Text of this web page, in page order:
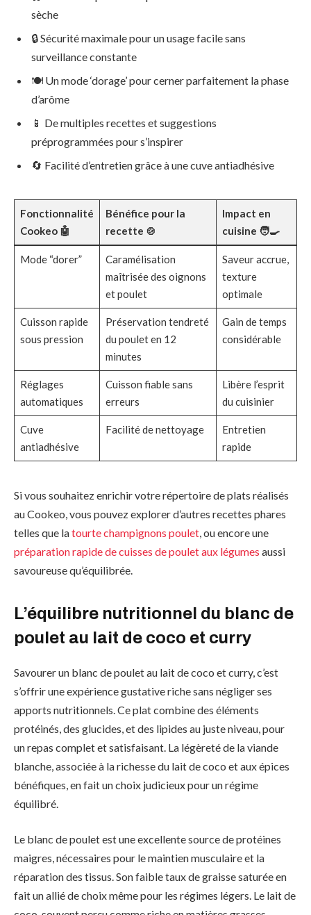
sèche
🔒 Sécurité maximale pour un usage facile sans
surveillance constante
🍽️ Un mode ‘dorage’ pour cerner parfaitement la phase
d’arôme
📱 De multiples recettes et suggestions
préprogrammées pour s’inspirer
🔄 Facilité d’entretien grâce à une cuve antiadhésive
Fonctionnalité
Cookeo 🤖
Bénéfice pour la
recette 🍲
Impact en
cuisine 🧑‍🍳
Mode “dorer”
Caramélisation
maîtrisée des oignons
et poulet
Saveur accrue,
texture
optimale
Cuisson rapide
sous pression
Préservation tendreté
du poulet en 12
minutes
Gain de temps
considérable
Réglages
automatiques
Cuisson fiable sans
erreurs
Libère l’esprit
du cuisinier
Cuve
antiadhésive
Facilité de nettoyage
Entretien
rapide
Si vous souhaitez enrichir votre répertoire de plats réalisés
au Cookeo, vous pouvez explorer d’autres recettes phares
telles que latourte champignons poulet , ou encore une
préparation rapide de cuisses de poulet aux légumes aussi
savoureuse qu’équilibrée.
L’équilibre nutritionnel du blanc de
poulet au lait de coco et curry
Savourer un blanc de poulet au lait de coco et curry, c’est
s’offrir une expérience gustative riche sans négliger ses
apports nutritionnels. Ce plat combine des éléments
protéinés, des glucides, et des lipides au juste niveau, pour
un repas complet et satisfaisant. La légèreté de la viande
blanche, associée à la richesse du lait de coco et aux épices
bénéfiques, en fait un choix judicieux pour un régime
équilibré.
Le blanc de poulet est une excellente source de protéines
maigres, nécessaires pour le maintien musculaire et la
réparation des tissus. Son faible taux de graisse saturée en
fait un allié de choix même pour les régimes légers. Le lait de